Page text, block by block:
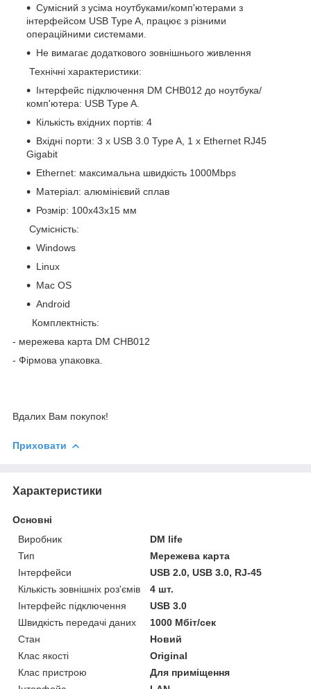
Сумісний з усіма ноутбуками/комп'ютерами з
інтерфейсом USB Type A, працює з різними
операційними системами.
Не вимагає додаткового зовнішнього живлення
Технічні характеристики:
Інтерфейс підключення DM CHB012 до ноутбука/
комп'ютера: USB Type A.
Кількість вхідних портів: 4
Вхідні порти: 3 x USB 3.0 Type A, 1 x Ethernet RJ45
Gigabit
Ethernet: максимальна швидкість 1000Mbps
Матеріал: алюмінієвий сплав
Розмір: 100х43х15 мм
Сумісність:
Windows
Linux
Mac OS
Android
Комплектність:
- мережева карта DM CHB012
- Фірмова упаковка.
Вдалих Вам покупок!
Приховати
Характеристики
Основні
Виробник
DM life
Тип
Мережева карта
Інтерфейси
USB 2.0, USB 3.0, RJ-45
Кількість зовнішніх роз'ємів
4 шт.
Інтерфейс підключення
USB 3.0
Швидкість передачі даних
1000 Мбіт/сек
Стан
Новий
Клас якості
Original
Клас пристрою
Для приміщення